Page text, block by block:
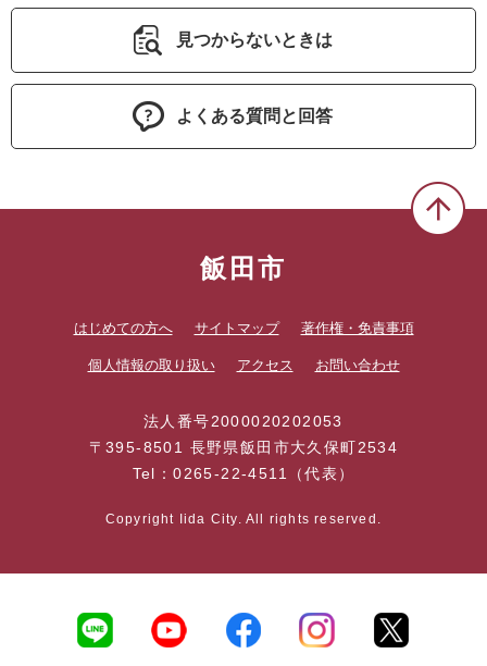
見つからないときは
よくある質問と回答
飯田市
はじめての方へ サイトマップ 著作権・免責事項
個人情報の取り扱い アクセス お問い合わせ
法人番号2000020202053
〒395-8501 長野県飯田市大久保町2534
Tel：0265-22-4511（代表）
Copyright Iida City. All rights reserved.